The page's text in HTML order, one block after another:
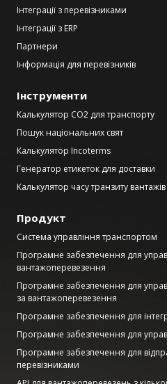
Інтеграції з перевізниками
Інтеграції з ERP
Партнери
Інформація для перевізників
Інструменти
Калькулятор CO2 для транспорту
Пошук національних свят
Калькулятор Incoterms
Генератор етикеток для доставки
Калькулятор часу транзиту вантажів
Продукт
Система управління транспортом
Програмне забезпечення для
вантажоперевезення
Програмне забезпечення для
за вантажоперевезення
Програмне забезпечення для
Програмне забезпечення для
Програмне забезпечення для
перевізниками